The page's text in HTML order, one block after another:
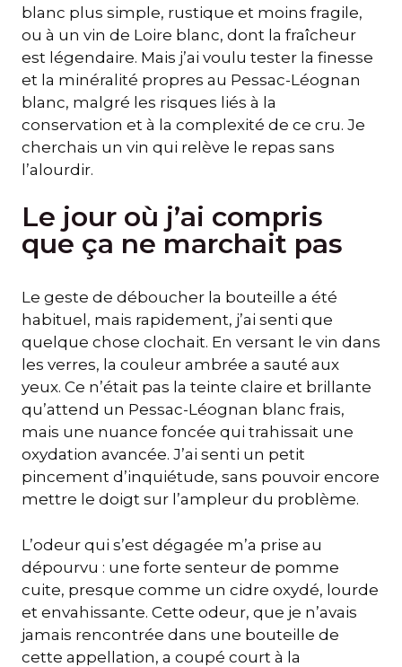
blanc plus simple, rustique et moins fragile,
ou à un vin de Loire blanc, dont la fraîcheur
est légendaire. Mais j’ai voulu tester la finesse
et la minéralité propres au Pessac-Léognan
blanc, malgré les risques liés à la
conservation et à la complexité de ce cru. Je
cherchais un vin qui relève le repas sans
l’alourdir.
Le jour où j’ai compris
que ça ne marchait pas
Le geste de déboucher la bouteille a été
habituel, mais rapidement, j’ai senti que
quelque chose clochait. En versant le vin dans
les verres, la couleur ambrée a sauté aux
yeux. Ce n’était pas la teinte claire et brillante
qu’attend un Pessac-Léognan blanc frais,
mais une nuance foncée qui trahissait une
oxydation avancée. J’ai senti un petit
pincement d’inquiétude, sans pouvoir encore
mettre le doigt sur l’ampleur du problème.
L’odeur qui s’est dégagée m’a prise au
dépourvu : une forte senteur de pomme
cuite, presque comme un cidre oxydé, lourde
et envahissante. Cette odeur, que je n’avais
jamais rencontrée dans une bouteille de
cette appellation, a coupé court à la